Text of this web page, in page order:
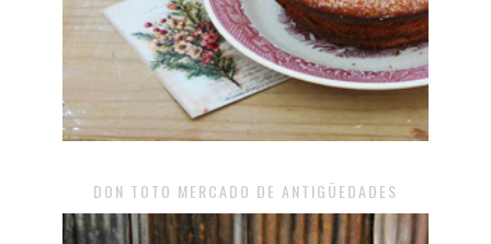
DON TOTO MERCADO DE ANTIGÜEDADES